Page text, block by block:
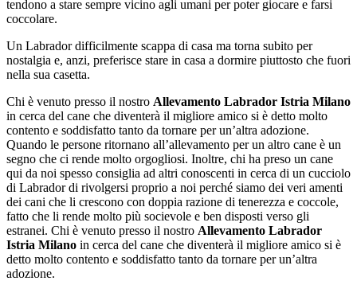
tendono a stare sempre vicino agli umani per poter giocare e farsi
coccolare.
Un Labrador difficilmente scappa di casa ma torna subito per
nostalgia e, anzi, preferisce stare in casa a dormire piuttosto che fuori
nella sua casetta.
Chi è venuto presso il nostro Allevamento Labrador Istria Milano
in cerca del cane che diventerà il migliore amico si è detto molto
contento e soddisfatto tanto da tornare per un’altra adozione.
Quando le persone ritornano all’allevamento per un altro cane è un
segno che ci rende molto orgogliosi. Inoltre, chi ha preso un cane
qui da noi spesso consiglia ad altri conoscenti in cerca di un cucciolo
di Labrador di rivolgersi proprio a noi perché siamo dei veri amenti
dei cani che li crescono con doppia razione di tenerezza e coccole,
fatto che li rende molto più socievole e ben disposti verso gli
estranei. Chi è venuto presso il nostro Allevamento Labrador
Istria Milano in cerca del cane che diventerà il migliore amico si è
detto molto contento e soddisfatto tanto da tornare per un’altra
adozione.